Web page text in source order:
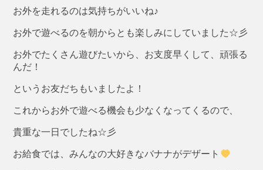
お外を走れるのは気持ちがいいね♪
お外で遊べるのを朝からとも楽しみにしていました☆彡
お外でたくさん遊びたいから、お支度早くして、頑張る
んだ！
というお友だちもいましたよ！
これからお外で遊べる機会も少なくなってくるので、
貴重な一日でしたね☆彡
お給食では、みんなの大好きなバナナがデザート